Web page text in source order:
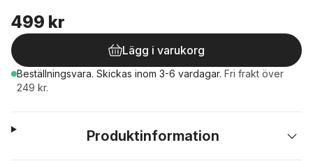
499 kr
Lägg i varukorg
Beställningsvara. Skickas inom 3-6 vardagar. Fri frakt över
249 kr.
Produktinformation